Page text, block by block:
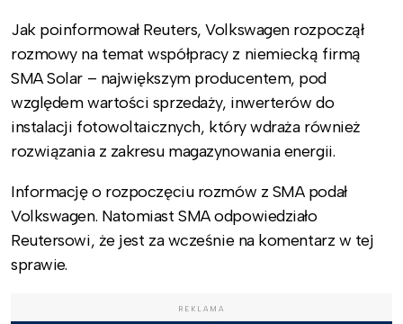
Jak poinformował Reuters, Volkswagen rozpoczął
rozmowy na temat współpracy z niemiecką firmą
SMA Solar – największym producentem, pod
względem wartości sprzedaży, inwerterów do
instalacji fotowoltaicznych, który wdraża również
rozwiązania z zakresu magazynowania energii.
Informację o rozpoczęciu rozmów z SMA podał
Volkswagen. Natomiast SMA odpowiedziało
Reutersowi, że jest za wcześnie na komentarz w tej
sprawie.
REKLAMA